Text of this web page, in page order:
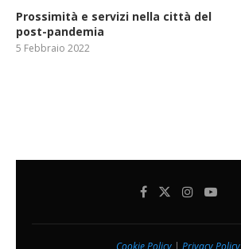
Prossimità e servizi nella città del
post-pandemia
5 Febbraio 2022